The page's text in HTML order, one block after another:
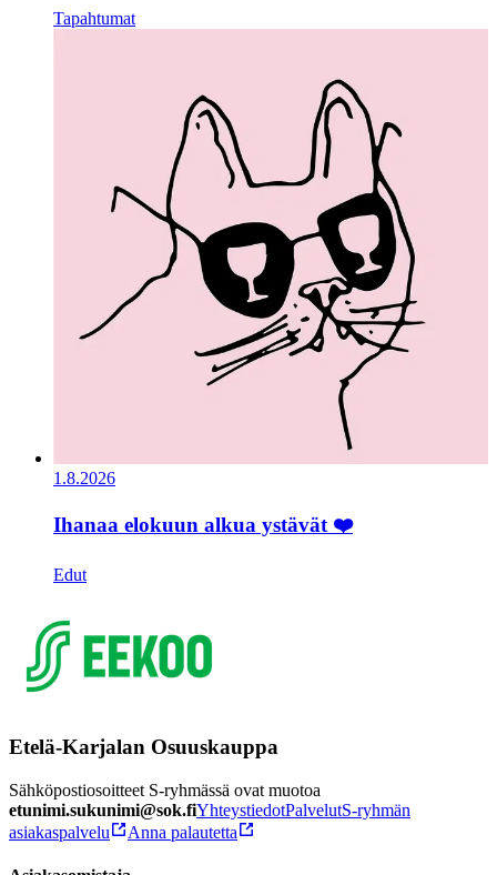
Tapahtumat
1.8.2026
Ihanaa elokuun alkua ystävät ❤️
Edut
Etelä-Karjalan Osuuskauppa
Sähköpostiosoitteet S-ryhmässä ovat muotoa
etunimi.sukunimi@sok.fiYhteystiedotPalvelutS-ryhmän
asiakaspalvelu
Anna palautetta